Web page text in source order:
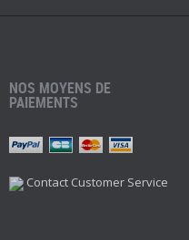
NOS MOYENS DE
PAIEMENTS
Contact Customer Service